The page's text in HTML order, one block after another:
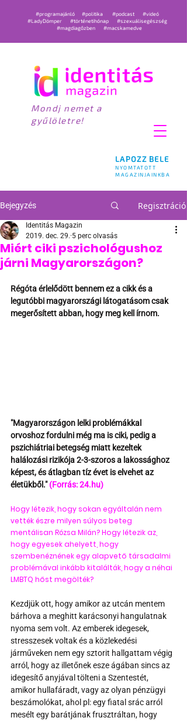
LAPOZZ BELE
NYOMTATOTT
MAGAZINJAINKBA
#programajánló #politika #podcast
#videó
#LadyDömper
#történetihónap
#szexuálisegészség
#magdiagőzben
#macskamedve
Mondj nemet a
gyűlöletre!
Bejegyzés Regisztráció
Miért ciki pszichológushoz
járni Magyarországon?
Identitás Magazin
2019. dec. 29. 5 perc olvasás
Régóta érlelődött bennem ez a cikk és a
legutóbbi magyarországi látogatásom csak
megerősített abban, hogy meg kell írnom.
"Magyarországon lelki problémákkal
orvoshoz fordulni még ma is ciki, pedig a
pszichiátriai betegség miatt kezeltek
halálozási rizikója 2-3-szoros a lakossághoz
képest, és átlagban tíz évet is elvehet az
életükből." (Forrás: 24.hu)
Hogy létezik, hogy sokan egyáltalán nem
vették észre milyen súlyos beteg
mentálisan Rózsa Milán? Hogy létezik az,
hogy egyesek ahelyett, hogy
szembenéznének egy alapvető társadalmi
problémával inkább kitalálták, hogy a néhai
LMBTQ hőst megölték?
Kezdjük ott, hogy amikor az utcán mentem
bárhova a meghitt karácsonyi hangulatnak
nyoma sem volt. Az emberek idegesek,
stresszesek voltak és a közlekedési
járműveken nem egy sztorit hallgattam végig
arról, hogy az illetőnek esze ágában sincs az
idegesítő anyjával tölteni a Szentestét,
amikor hullafáradt, vagy az olyan pénzügyi
beszámolókat, ahol pl: egy fiatal srác arról
mesélt egy barátjának frusztráltan, hogy